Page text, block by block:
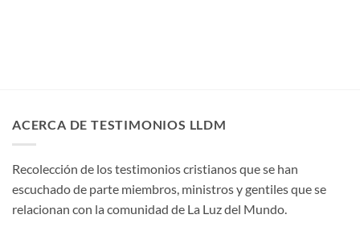
ACERCA DE TESTIMONIOS LLDM
Recolección de los testimonios cristianos que se han
escuchado de parte miembros, ministros y gentiles que se
relacionan con la comunidad de La Luz del Mundo.